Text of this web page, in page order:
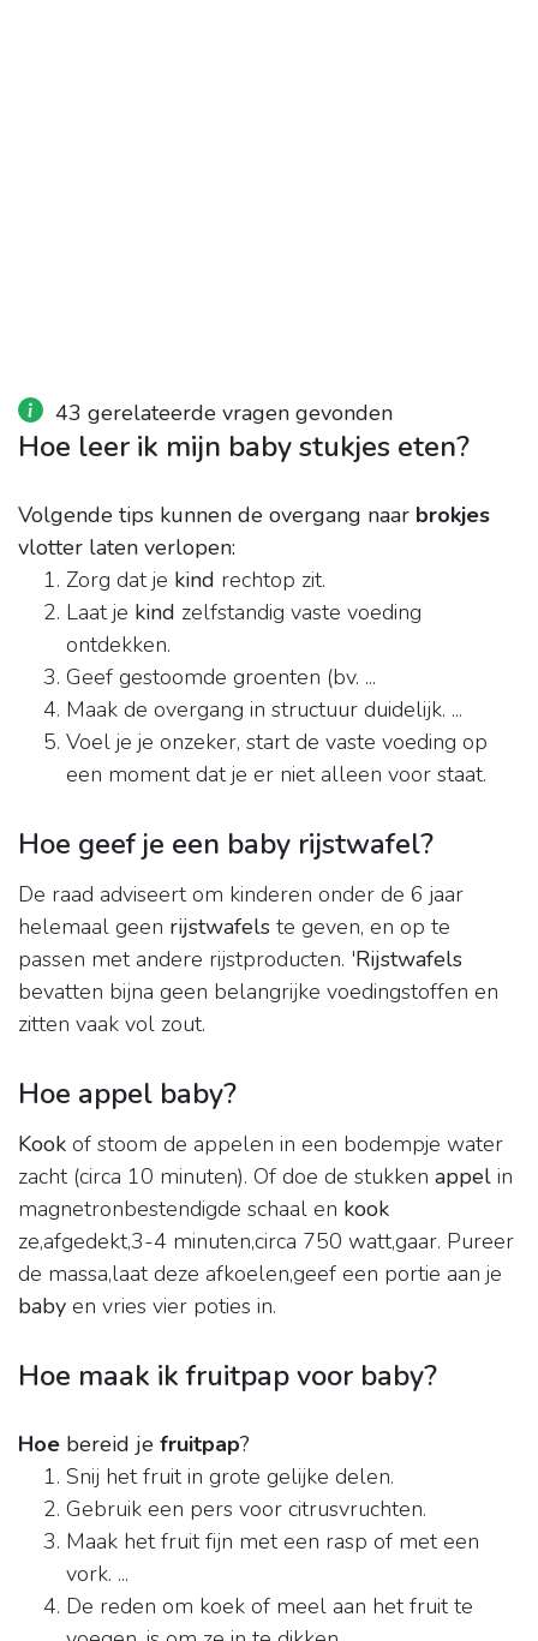
43 gerelateerde vragen gevonden
Hoe leer ik mijn baby stukjes eten?
Volgende tips kunnen de overgang naar brokjes
vlotter laten verlopen:
Zorg dat je kind rechtop zit.
Laat je kind zelfstandig vaste voeding
ontdekken.
Geef gestoomde groenten (bv. ...
Maak de overgang in structuur duidelijk. ...
Voel je je onzeker, start de vaste voeding op
een moment dat je er niet alleen voor staat.
Hoe geef je een baby rijstwafel?
De raad adviseert om kinderen onder de 6 jaar
helemaal geen rijstwafels te geven, en op te
passen met andere rijstproducten. 'Rijstwafels
bevatten bijna geen belangrijke voedingstoffen en
zitten vaak vol zout.
Hoe appel baby?
Kook of stoom de appelen in een bodempje water
zacht (circa 10 minuten). Of doe de stukken appel in
magnetronbestendigde schaal en kook
ze,afgedekt,3-4 minuten,circa 750 watt,gaar. Pureer
de massa,laat deze afkoelen,geef een portie aan je
baby en vries vier poties in.
Hoe maak ik fruitpap voor baby?
Hoe bereid je fruitpap?
Snij het fruit in grote gelijke delen.
Gebruik een pers voor citrusvruchten.
Maak het fruit fijn met een rasp of met een
vork. ...
De reden om koek of meel aan het fruit te